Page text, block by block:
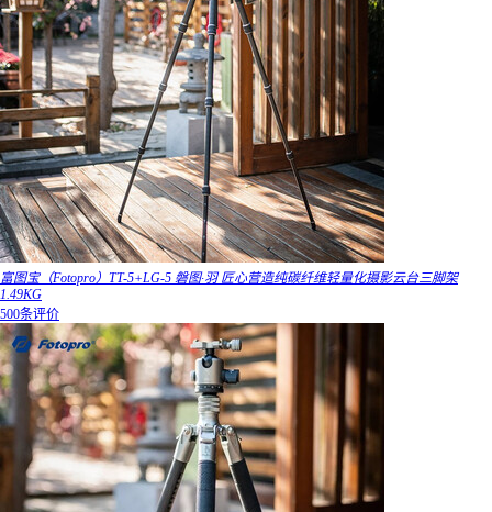
富图宝（Fotopro）TT-5+LG-5 磐图·羽 匠心营造纯碳纤维轻量化摄影云台三脚架
1.49KG
500条评价